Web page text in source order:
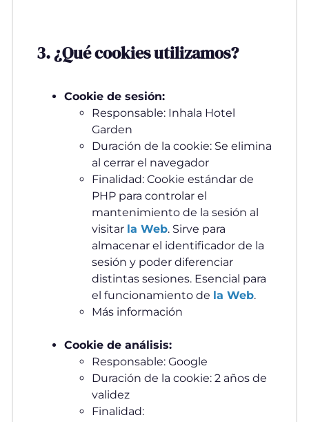
3. ¿Qué cookies utilizamos?
Cookie de sesión:
Responsable: Inhala Hotel
Garden
Duración de la cookie: Se elimina
al cerrar el navegador
Finalidad: Cookie estándar de
PHP para controlar el
mantenimiento de la sesión al
visitar la Web. Sirve para
almacenar el identificador de la
sesión y poder diferenciar
distintas sesiones. Esencial para
el funcionamiento de la Web.
Más información
Cookie de análisis:
Responsable: Google
Duración de la cookie: 2 años de
validez
Finalidad: